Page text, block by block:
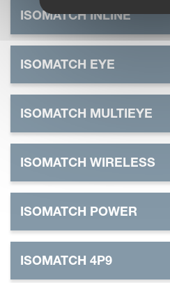
ISOMATCH INLINE
ISOMATCH EYE
ISOMATCH MULTIEYE
ISOMATCH WIRELESS
ISOMATCH POWER
ISOMATCH 4P9